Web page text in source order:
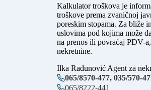
Kalkulator troškova je
troškove prema zvaničnoj
poreskim stopama. Za bliže
uslovima pod kojima može
na prenos ili povraćaj PDV-
nekretnine.
Ilka Radunović Agent za
065/8570-477, 035/570-
065/8222-441